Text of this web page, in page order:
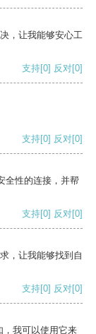
，让我能够安心工
支持[0] 反对[0]
支持[0] 反对[0]
全性的连接，并帮
支持[0] 反对[0]
，让我能够找到自
支持[0] 反对[0]
，我可以使用它来